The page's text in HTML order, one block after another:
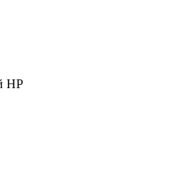
HP